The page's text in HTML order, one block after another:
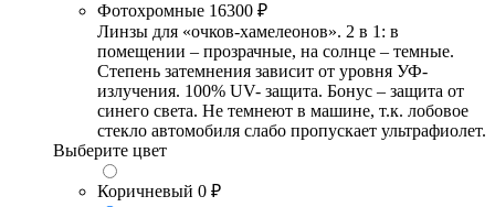
Фотохромные 16300 ₽
Линзы для «очков-хамелеонов». 2 в 1: в
помещении – прозрачные, на солнце – темные.
Степень затемнения зависит от уровня УФ-
излучения. 100% UV- защита. Бонус – защита от
синего света. Не темнеют в машине, т.к. лобовое
стекло автомобиля слабо пропускает ультрафиолет.
Выберите цвет
Коричневый 0 ₽